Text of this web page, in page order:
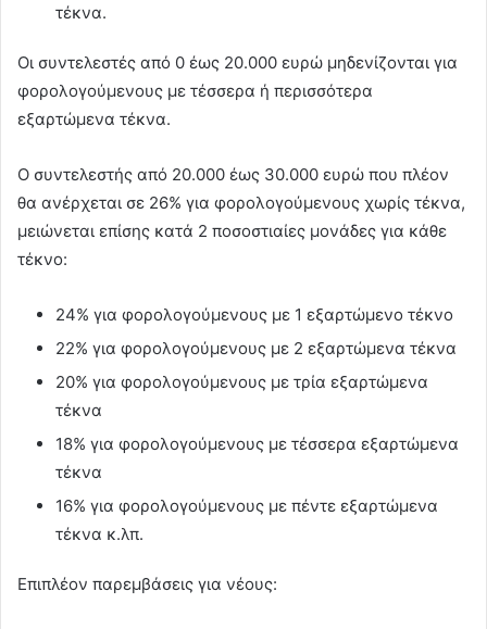
τέκνα.
Οι συντελεστές από 0 έως 20.000 ευρώ μηδενίζονται για
φορολογούμενους με τέσσερα ή περισσότερα
εξαρτώμενα τέκνα.
Ο συντελεστής από 20.000 έως 30.000 ευρώ που πλέον
θα ανέρχεται σε 26% για φορολογούμενους χωρίς τέκνα,
μειώνεται επίσης κατά 2 ποσοστιαίες μονάδες για κάθε
τέκνο:
24% για φορολογούμενους με 1 εξαρτώμενο τέκνο
22% για φορολογούμενους με 2 εξαρτώμενα τέκνα
20% για φορολογούμενους με τρία εξαρτώμενα
τέκνα
18% για φορολογούμενους με τέσσερα εξαρτώμενα
τέκνα
16% για φορολογούμενους με πέντε εξαρτώμενα
τέκνα κ.λπ.
Επιπλέον παρεμβάσεις για νέους: